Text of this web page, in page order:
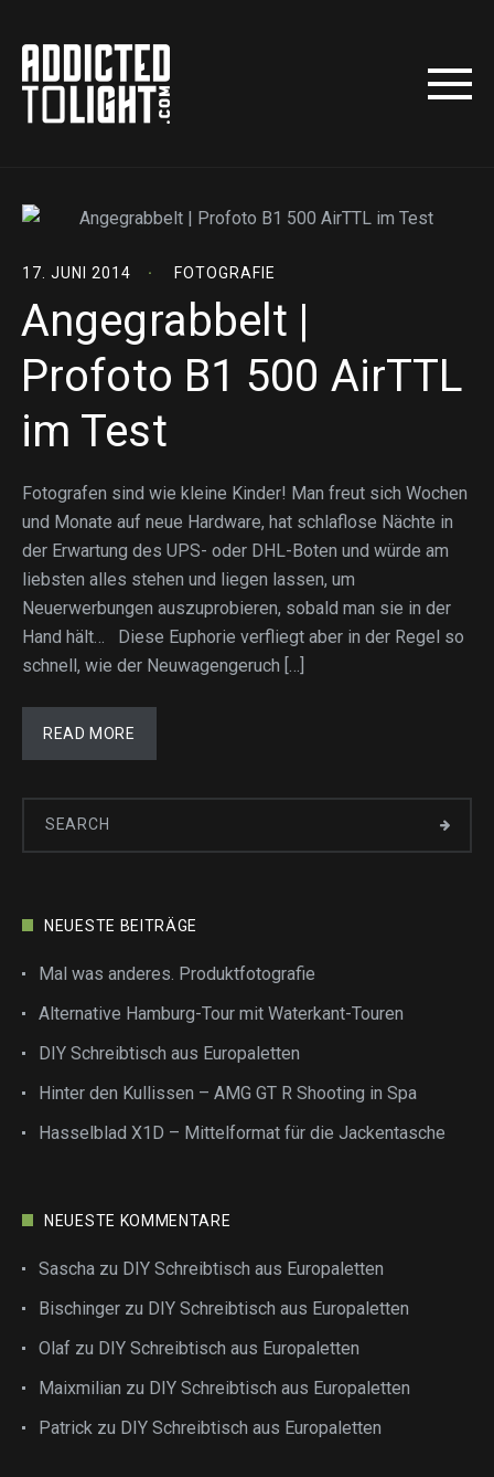
17. JUNI 2014 FOTOGRAFIE
Angegrabbelt |
Profoto B1 500 AirTTL
im Test
Fotografen sind wie kleine Kinder! Man freut sich Wochen
und Monate auf neue Hardware, hat schlaflose Nächte in
der Erwartung des UPS- oder DHL-Boten und würde am
liebsten alles stehen und liegen lassen, um
Neuerwerbungen auszuprobieren, sobald man sie in der
Hand hält… Diese Euphorie verfliegt aber in der Regel so
schnell, wie der Neuwagengeruch […]
READ MORE
NEUESTE BEITRÄGE
Mal was anderes. Produktfotografie
Alternative Hamburg-Tour mit Waterkant-Touren
DIY Schreibtisch aus Europaletten
Hinter den Kullissen – AMG GT R Shooting in Spa
Hasselblad X1D – Mittelformat für die Jackentasche
NEUESTE KOMMENTARE
Sascha zu DIY Schreibtisch aus Europaletten
Bischinger zu DIY Schreibtisch aus Europaletten
Olaf zu DIY Schreibtisch aus Europaletten
Maixmilian zu DIY Schreibtisch aus Europaletten
Patrick zu DIY Schreibtisch aus Europaletten